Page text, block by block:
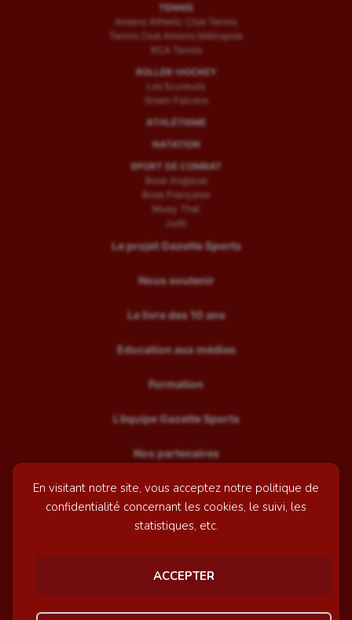
En visitant notre site, vous acceptez notre politique de
confidentialité concernant les cookies, le suivi, les
statistiques, etc.
ACCEPTER
TENNIS
Amiens Athletic Club Tennis
Tennis Club Amiens Métropole
RCA Tennis
ROLLER-HOCKEY
Les Ecureuils
Green Falcons
ATHLÉTISME
NATATION
SPORT DE COMBAT
Boxe Anglaise
Boxe Française
Muay Thaï
Judo
Le projet Gazette Sports
Nous soutenir
Le livre des 10 ans
Education aux médias
Formation
L’équipe Gazette Sports
Nos partenaires
Recrutement
Mentions légales